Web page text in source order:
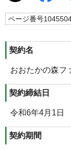
ページ番号
契約名
おおたかの森フ
契約締結日
令和6年4月1日
契約期間